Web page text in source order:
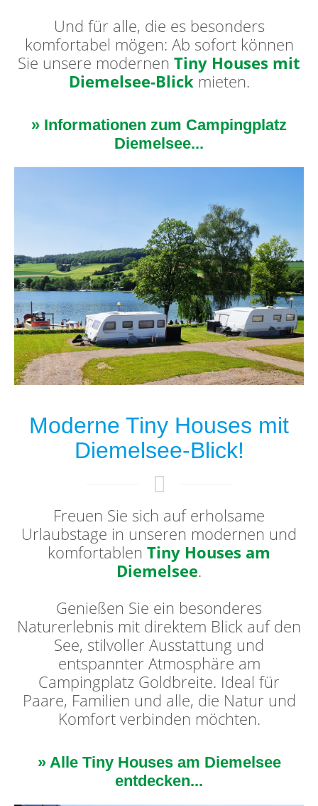
Und für alle, die es besonders
komfortabel mögen: Ab sofort können
Sie unsere modernen Tiny Houses mit
Diemelsee-Blickmieten.
» Informationen zum Campingplatz
Diemelsee...
Moderne Tiny Houses mit
Diemelsee-Blick!
Freuen Sie sich auf erholsame
Urlaubstage in unseren modernen und
komfortablen Tiny Houses am
Diemelsee.
Genießen Sie ein besonderes
Naturerlebnis mit direktem Blick auf den
See, stilvoller Ausstattung und
entspannter Atmosphäre am
Campingplatz Goldbreite. Ideal für
Paare, Familien und alle, die Natur und
Komfort verbinden möchten.
» Alle Tiny Houses am Diemelsee
entdecken...